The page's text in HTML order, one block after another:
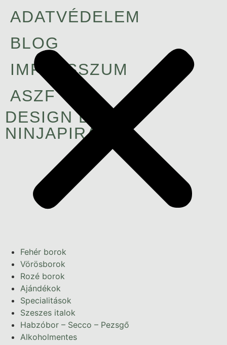
Fehér borok
Vörösborok
Rozé borok
Ajándékok
Specialitások
Szeszes italok
Habzóbor – Secco – Pezsgő
Alkoholmentes
ADATVÉDELEM
BLOG
IMPRESSZUM
ASZF
DESIGN BY
NINJAPIRATEN